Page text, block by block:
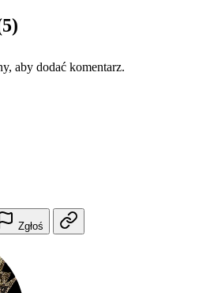
aby dodać komentarz.
Zgłoś